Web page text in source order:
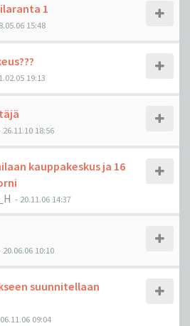
1
15:48
19:13
26.11.10 18:56
kauppakeskus ja 16
- 20.11.06 14:37
20.06.06 10:10
suunnitellaan
06.11.06 09:04